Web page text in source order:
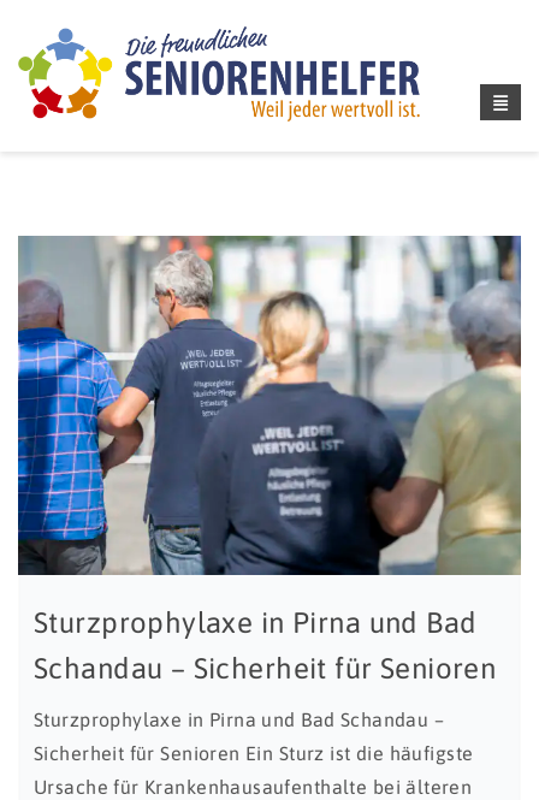
Sturzprophylaxe in Pirna und Bad
Schandau – Sicherheit für Senioren
Sturzprophylaxe in Pirna und Bad Schandau –
Sicherheit für Senioren Ein Sturz ist die häufigste
Ursache für Krankenhausaufenthalte bei älteren